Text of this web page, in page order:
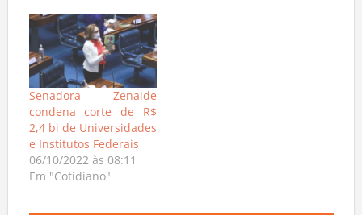
Senadora Zenaide
condena corte de R$
2,4 bi de Universidades
e Institutos Federais
06/10/2022 às 08:11
Em "Cotidiano"